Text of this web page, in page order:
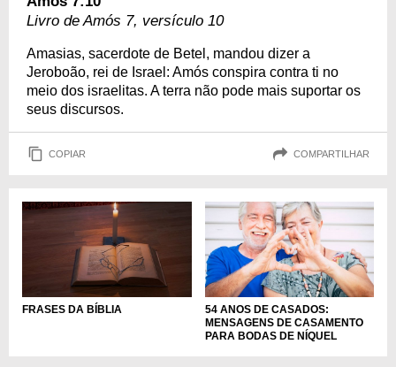
Livro de Amós 7, versículo 10
Amasias, sacerdote de Betel, mandou dizer a
Jeroboão, rei de Israel: Amós conspira contra ti no
meio dos israelitas. A terra não pode mais suportar os
seus discursos.
COPIAR COMPARTILHAR
FRASES DA BÍBLIA
54 ANOS DE CASADOS:
MENSAGENS DE CASAMENTO
PARA BODAS DE NÍQUEL